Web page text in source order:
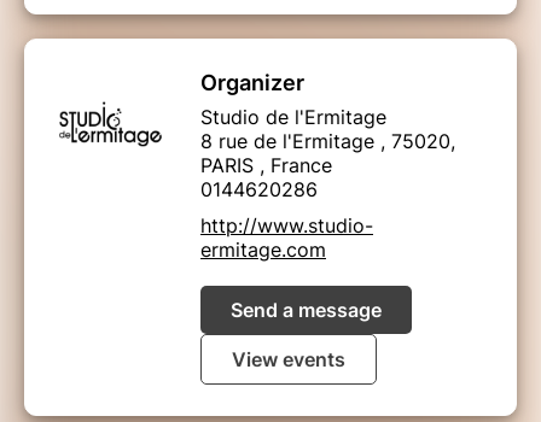
Organizer
Studio de l'Ermitage
8 rue de l'Ermitage , 75020,
PARIS , France
0144620286
http://www.studio-
ermitage.com
Send a message
View events